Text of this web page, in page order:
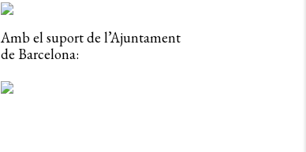
Amb el suport de l’Ajuntament
de Barcelona: